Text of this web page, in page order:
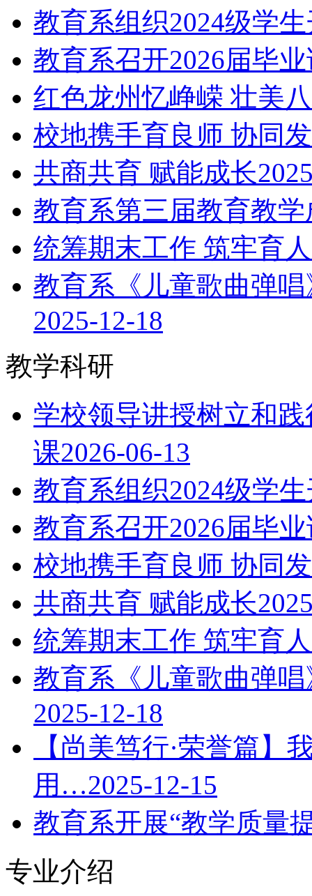
教育系组织2024级学
教育系召开2026届毕
红色龙州忆峥嵘 壮美
校地携手育良师 协同
共商共育 赋能成长
教育系第三届教育教
统筹期末工作 筑牢育
教育系《儿童歌曲弹
2025-12-18
教学科研
学校领导讲授树立和
课2026-06-13
教育系组织2024级学
教育系召开2026届毕
校地携手育良师 协同
共商共育 赋能成长
统筹期末工作 筑牢育
教育系《儿童歌曲弹
2025-12-18
【尚美笃行·荣誉篇】
用…2025-12-15
教育系开展“教学质量
专业介绍